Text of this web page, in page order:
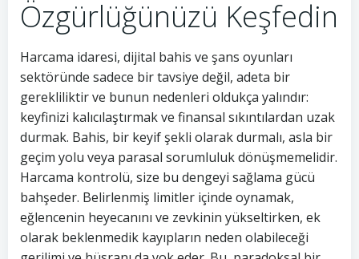
Özgürlüğünüzü Keşfedin
Harcama idaresi, dijital bahis ve şans oyunları
sektöründe sadece bir tavsiye değil, adeta bir
gerekliliktir ve bunun nedenleri oldukça yalındır:
keyfinizi kalıcılaştırmak ve finansal sıkıntılardan uzak
durmak. Bahis, bir keyif şekli olarak durmalı, asla bir
geçim yolu veya parasal sorumluluk dönüşmemelidir.
Harcama kontrolü, size bu dengeyi sağlama gücü
bahşeder. Belirlenmiş limitler içinde oynamak,
eğlencenin heyecanını ve zevkinin yükseltirken, ek
olarak beklenmedik kayıpların neden olabileceği